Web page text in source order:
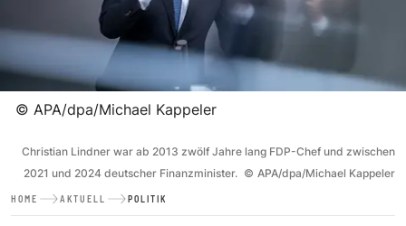
© APA/dpa/Michael Kappeler
Christian Lindner war ab 2013 zwölf Jahre lang FDP-Chef und zwischen
2021 und 2024 deutscher Finanzminister. © APA/dpa/Michael Kappeler
HOME AKTUELL POLITIK